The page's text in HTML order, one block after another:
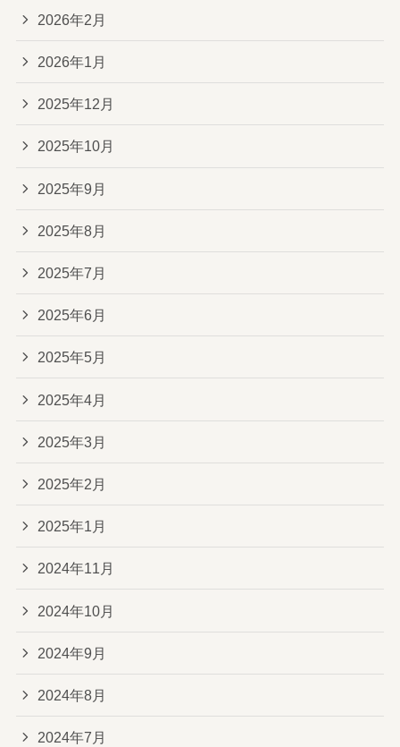
2026年2月
2026年1月
2025年12月
2025年10月
2025年9月
2025年8月
2025年7月
2025年6月
2025年5月
2025年4月
2025年3月
2025年2月
2025年1月
2024年11月
2024年10月
2024年9月
2024年8月
2024年7月